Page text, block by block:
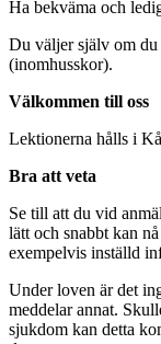
Ha bekväma och
Du väljer själv om
(inomhusskor).
Välkommen till oss
Lektionerna hålls i
Bra att veta
Se till att du vid
lätt och snabbt kan
exempelvis inställd
Under loven är det
meddelar annat.
sjukdom kan detta